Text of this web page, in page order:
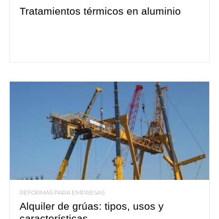
Tratamientos térmicos en aluminio
REFORMAS PARA EMPRESAS
Alquiler de grúas: tipos, usos y